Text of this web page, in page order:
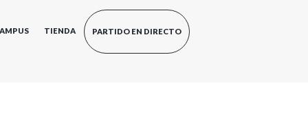
TIENDA PARTIDO EN DIRECTO